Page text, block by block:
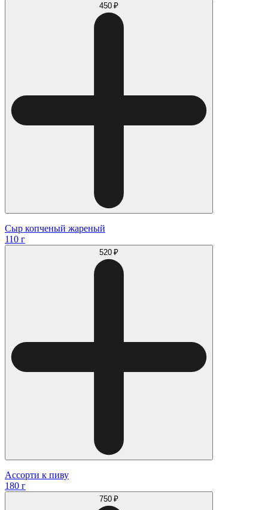
450 ₽
Сыр копченый жареный
110 г
520 ₽
Ассорти к пиву
180 г
750 ₽